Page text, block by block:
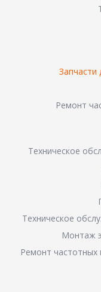
Запчасти
Ремонт
Техническое
Техническое
Монтаж
Ремонт частотных